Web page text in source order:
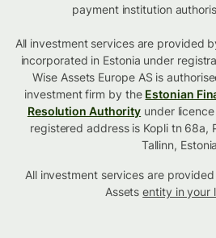
payment institution
All investment services are provided
incorporated in Estonia under
Wise Assets Europe AS is
investment firm by the Estonian
Resolution Authority under
registered address is Kopli tn 68a,
Tallinn,
All investment services are
Assetsentity in your